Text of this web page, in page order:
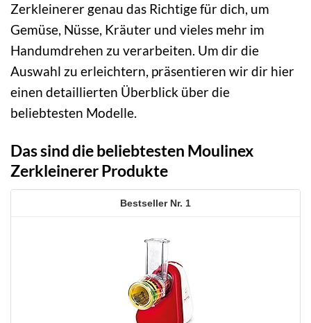
Zerkleinerer genau das Richtige für dich, um
Gemüse, Nüsse, Kräuter und vieles mehr im
Handumdrehen zu verarbeiten. Um dir die
Auswahl zu erleichtern, präsentieren wir dir hier
einen detaillierten Überblick über die
beliebtesten Modelle.
Das sind die beliebtesten Moulinex
Zerkleinerer Produkte
1